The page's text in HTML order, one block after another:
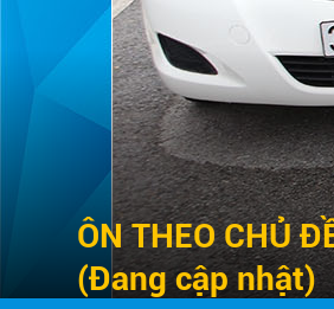
ÔN THEO CHỦ
(Đang cập nhật)